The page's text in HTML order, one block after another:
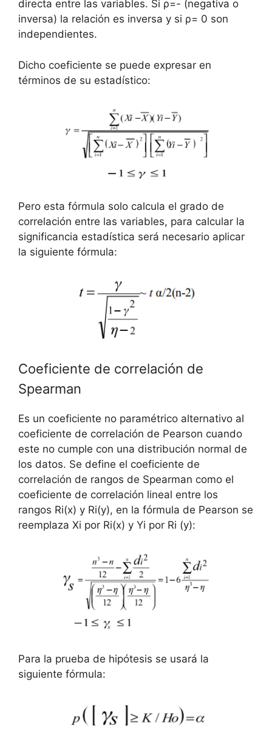
directa entre las variables. Si ρ=- (negativa o
inversa) la relación es inversa y si ρ= 0 son
independientes.
Dicho coeficiente se puede expresar en
términos de su estadístico:
Pero esta fórmula solo calcula el grado de
correlación entre las variables, para calcular la
significancia estadística será necesario aplicar
la siguiente fórmula:
Coeficiente de correlación de
Spearman
Es un coeficiente no paramétrico alternativo al
coeficiente de correlación de Pearson cuando
este no cumple con una distribución normal de
los datos. Se define el coeficiente de
correlación de rangos de Spearman como el
coeficiente de correlación lineal entre los
rangos Ri(x) y Ri(y), en la fórmula de Pearson se
reemplaza Xi por Ri(x) y Yi por Ri (y):
Para la prueba de hipótesis se usará la
siguiente fórmula: